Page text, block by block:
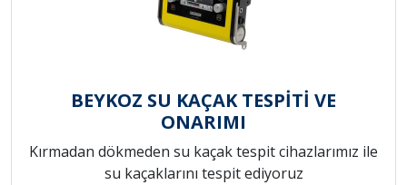
BEYKOZ SU KAÇAK TESPİTİ VE
ONARIMI
Kırmadan dökmeden su kaçak tespit cihazlarımız ile
su kaçaklarını tespit ediyoruz